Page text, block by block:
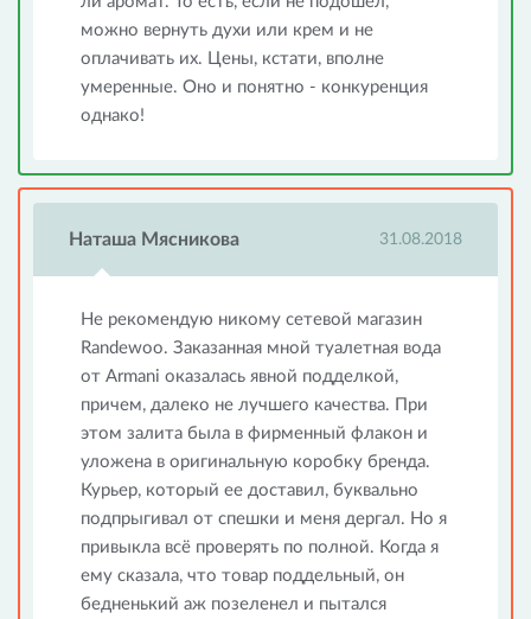
можно вернуть духи или крем и не
оплачивать их. Цены, кстати, вполне
умеренные. Оно и понятно - конкуренция
однако!
Наташа Мясникова 31.08.2018
Не рекомендую никому сетевой магазин
Randewoo. Заказанная мной туалетная вода
от Armani оказалась явной подделкой,
причем, далеко не лучшего качества. При
этом залита была в фирменный флакон и
уложена в оригинальную коробку бренда.
Курьер, который ее доставил, буквально
подпрыгивал от спешки и меня дергал. Но я
привыкла всё проверять по полной. Когда я
ему сказала, что товар поддельный, он
бедненький аж позеленел и пытался